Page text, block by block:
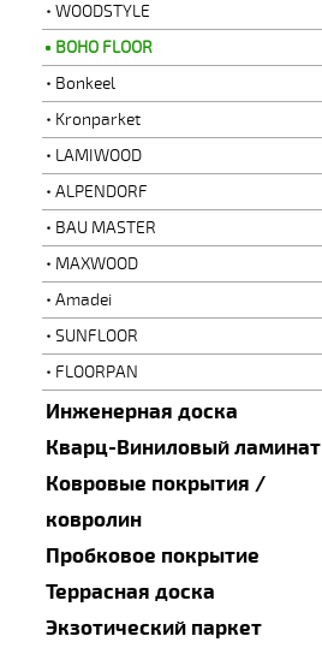
WOODSTYLE
BOHO FLOOR
Bonkeel
Kronparket
LAMIWOOD
ALPENDORF
BAU MASTER
MAXWOOD
Amadei
SUNFLOOR
FLOORPAN
Инженерная доска
Кварц-Виниловый ламинат
Ковровые покрытия /
ковролин
Пробковое покрытие
Террасная доска
Экзотический паркет